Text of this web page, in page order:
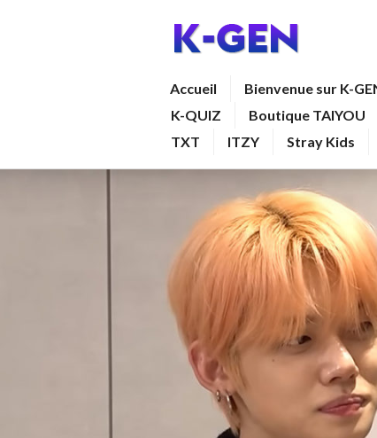
Accueil Bienvenue sur K-
K-QUIZ
Boutique TAIYOU
TXT
ITZY Stray Kids